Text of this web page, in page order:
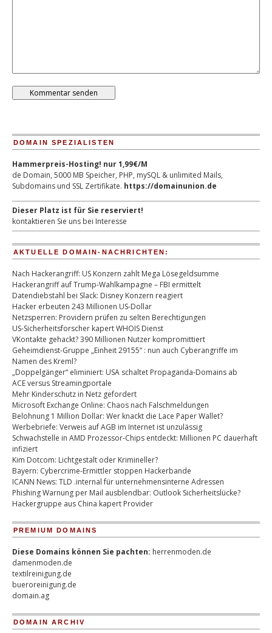
DOMAIN SPEZIALISTEN
Hammerpreis-Hosting! nur 1,99€/M
de Domain, 5000 MB Speicher, PHP, mySQL & unlimited Mails,
Subdomains und SSL Zertifikate. https://domainunion.de
Dieser Platz ist für Sie reserviert!
kontaktieren Sie uns bei Interesse
AKTUELLE DOMAIN-NACHRICHTEN:
Nach Hackerangriff: US Konzern zahlt Mega Lösegeldsumme
Hackerangriff auf Trump-Wahlkampagne – FBI ermittelt
Datendiebstahl bei Slack: Disney Konzern reagiert
Hacker erbeuten 243 Millionen US-Dollar
Netzsperren: Providern prüfen zu selten Berechtigungen
US-Sicherheitsforscher kapert WHOIS Dienst
VKontakte gehackt? 390 Millionen Nutzer kompromittiert
Geheimdienst-Gruppe „Einheit 29155“ : nun auch Cyberangriffe im
Namen des Kreml?
„Doppelgänger“ eliminiert: USA schaltet Propaganda-Domains ab
ACE versus Streamingportale
Mehr Kinderschutz in Netz gefordert
Microsoft Exchange Online: Chaos nach Falschmeldungen
Belohnung 1 Million Dollar: Wer knackt die Lace Paper Wallet?
Werbebriefe: Verweis auf AGB im Internet ist unzulässig
Schwachstelle in AMD Prozessor-Chips entdeckt: Millionen PC dauerhaft
infiziert
Kim Dotcom: Lichtgestalt oder Krimineller?
Bayern: Cybercrime-Ermittler stoppen Hackerbande
ICANN News: TLD .internal für unternehmensinterne Adressen
Phishing Warnung per Mail ausblendbar: Outlook Sicherheitslücke?
Hackergruppe aus China kapert Provider
PREMIUM DOMAINS
Diese Domains können Sie pachten: herrenmoden.de
damenmoden.de
textilreinigung.de
bueroreinigung.de
domain.ag
DOMAIN ARCHIV